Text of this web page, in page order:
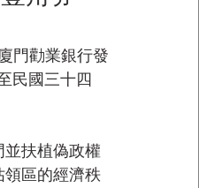
門勸業銀行發
民國三十四
並扶植偽政權
領區的經濟秩